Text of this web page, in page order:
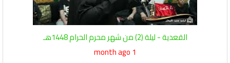
القعدية - ليلة (2) من شهر محرم الحرام 1448هـ
1 month ago